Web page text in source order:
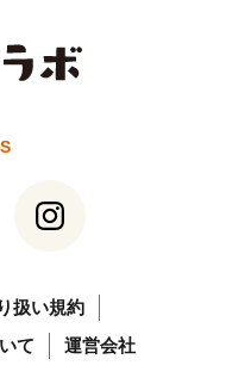
扱い規約
て
運営会社